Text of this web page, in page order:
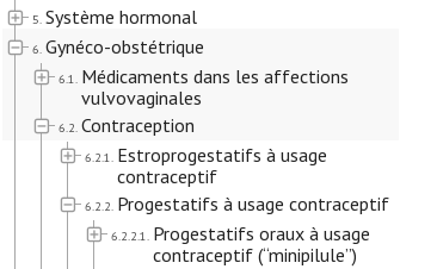
5. Système hormonal
6. Gynéco-obstétrique
6.1. Médicaments dans les affections
vulvovaginales
6.2. Contraception
6.2.1. Estroprogestatifs à usage
contraceptif
6.2.2. Progestatifs à usage contraceptif
6.2.2.1. Progestatifs oraux à usage
contraceptif (“minipilule”)